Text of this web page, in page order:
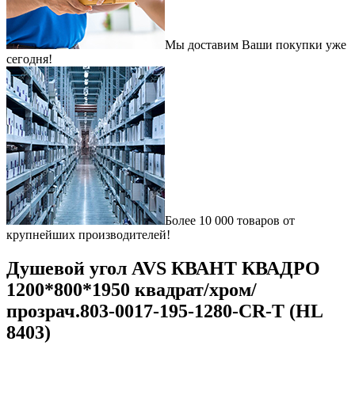
Мы доставим Ваши покупки уже
сегодня!
Более 10 000 товаров от
крупнейших производителей!
Душевой угол AVS КВАНТ КВАДРО
1200*800*1950 квадрат/хром/
прозрач.803-0017-195-1280-CR-T (HL
8403)